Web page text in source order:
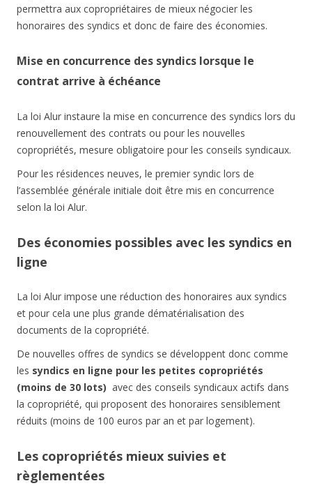
permettra aux copropriétaires de mieux négocier les
honoraires des syndics et donc de faire des économies.
Mise en concurrence des syndics lorsque le
contrat arrive à échéance
La loi Alur instaure la mise en concurrence des syndics lors du
renouvellement des contrats ou pour les nouvelles
copropriétés, mesure obligatoire pour les conseils syndicaux.
Pour les résidences neuves, le premier syndic lors de
l’assemblée générale initiale doit être mis en concurrence
selon la loi Alur.
Des économies possibles avec les syndics en
ligne
La loi Alur impose une réduction des honoraires aux syndics
et pour cela une plus grande dématérialisation des
documents de la copropriété.
De nouvelles offres de syndics se développent donc comme
les syndics en ligne pour les petites copropriétés
(moins de 30 lots) avec des conseils syndicaux actifs dans
la copropriété, qui proposent des honoraires sensiblement
réduits (moins de 100 euros par an et par logement).
Les copropriétés mieux suivies et
règlementées